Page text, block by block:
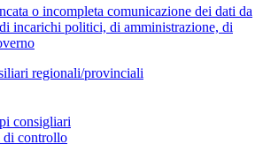
o incompleta comunicazione dei dati da
incarichi politici, di amministrazione, di
regionali/provinciali
consigliari
di controllo